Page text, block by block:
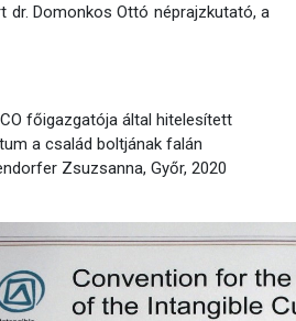
dr. Domonkos Ottó néprajzkutató, a
főigazgatója által hitelesített
a család boltjának falán
Zsuzsanna, Győr, 2020